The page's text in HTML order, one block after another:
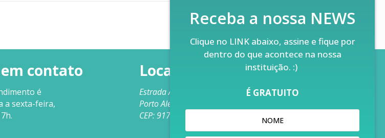
1
contato
é
a sexta-feira,
Localização
Estrada Aracaju, 650 – Vila Nova
Porto Alegre – RS – Brasil
CEP: 91740-320
Receba a nossa NEWS
Clique no LINK abaixo, assine e fique por
dentro do que acontece na nossa
instituição. :)
É GRATUITO